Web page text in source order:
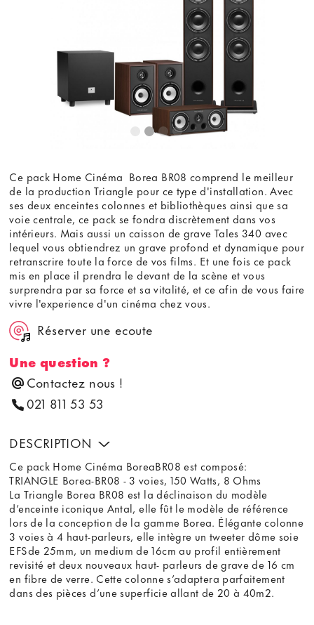
Ce pack Home Cinéma Borea BR08 comprend le meilleur
de la production Triangle pour ce type d'installation. Avec
ses deux enceintes colonnes et bibliothèques ainsi que sa
voie centrale, ce pack se fondra discrètement dans vos
intérieurs. Mais aussi un caisson de grave Tales 340 avec
lequel vous obtiendrez un grave profond et dynamique pour
retranscrire toute la force de vos films. Et une fois ce pack
mis en place il prendra le devant de la scène et vous
surprendra par sa force et sa vitalité, et ce afin de vous faire
vivre l'experience d'un cinéma chez vous.
Réserver une ecoute
Une question ?
Contactez nous !
021 811 53 53
DESCRIPTION
Ce pack Home Cinéma BoreaBR08 est composé:
TRIANGLE Borea-BR08 - 3 voies, 150 Watts, 8 Ohms
La Triangle Borea BR08 est la déclinaison du modèle
d’enceinte iconique Antal, elle fût le modèle de référence
lors de la conception de la gamme Borea. Élégante colonne
3 voies à 4 haut-parleurs, elle intègre un tweeter dôme soie
EFSde 25mm, un medium de 16cm au profil entièrement
revisité et deux nouveaux haut- parleurs de grave de 16 cm
en fibre de verre. Cette colonne s’adaptera parfaitement
dans des pièces d’une superficie allant de 20 à 40m2.